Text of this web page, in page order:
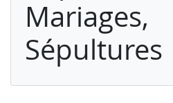
Mariages,
Sépultures